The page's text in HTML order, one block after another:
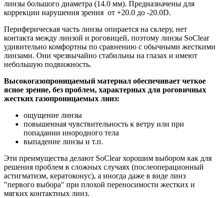
линзы большого диаметра (14.0 мм). Предназначены для
коррекции нарушения зрения от +20.0 до -20.0D.
Периферическая часть линзы опирается на склеру, нет
контакта между линзой и роговицей, поэтому линзы SoClear
удивительно комфортны по сравнению с обычными жесткими
линзами. Они чрезвычайно стабильны на глазах и имеют
небольшую подвижность.
Высокогазопроницаемый материал обеспечивает четкое
ясное зрение, без проблем, характерных для роговичных
жестких газопроницаемых линз:
ощущение линзы
повышенная чувствительность к ветру или при
попадании инородного тела
выпадение линзы и т.п.
Эти преимущества делают SoClear хорошим выбором как для
решения проблем в сложных случаях (послеоперационный
астигматизм, кератоконус), а иногда даже в виде линз
"первого выбора" при плохой переносимости жестких и
мягких контактных линз.